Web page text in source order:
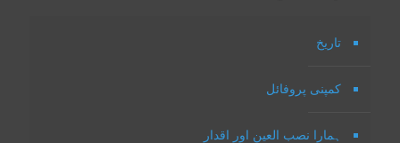
تاریخ
کمپنی پروفائل
ہمارا نصب العین اور اقدار